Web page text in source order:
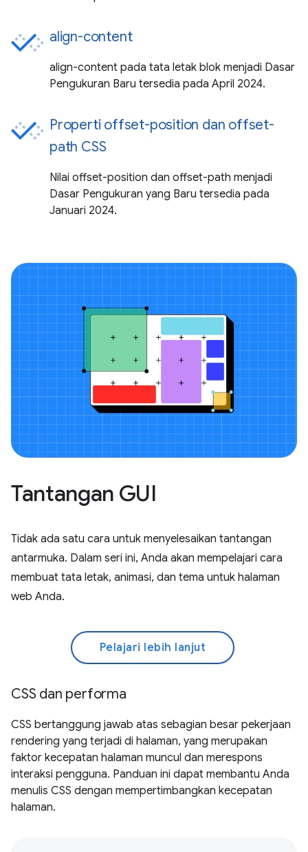
align-content
align-content pada tata letak blok menjadi Dasar
Pengukuran Baru tersedia pada April 2024.
Properti offset-position dan offset-
path CSS
Nilai offset-position dan offset-path menjadi
Dasar Pengukuran yang Baru tersedia pada
Januari 2024.
Tantangan GUI
Tidak ada satu cara untuk menyelesaikan tantangan
antarmuka. Dalam seri ini, Anda akan mempelajari cara
membuat tata letak, animasi, dan tema untuk halaman
web Anda.
Pelajari lebih lanjut
CSS dan performa
CSS bertanggung jawab atas sebagian besar pekerjaan
rendering yang terjadi di halaman, yang merupakan
faktor kecepatan halaman muncul dan merespons
interaksi pengguna. Panduan ini dapat membantu Anda
menulis CSS dengan mempertimbangkan kecepatan
halaman.